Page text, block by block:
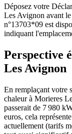
Déposez votre
Les Avignon avant
n°13703*09 est
indiquant
Perspective
Les Avignon
En remplaçant votre
chaleur à Morieres
passerait de 7 980
euros, cela
actuellement (tarifs